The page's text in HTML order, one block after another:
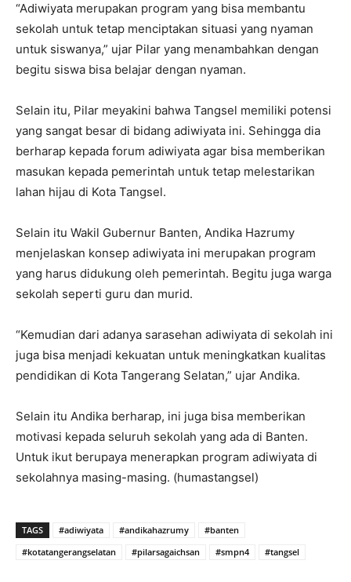
“Adiwiyata merupakan program yang bisa membantu
sekolah untuk tetap menciptakan situasi yang nyaman
untuk siswanya,” ujar Pilar yang menambahkan dengan
begitu siswa bisa belajar dengan nyaman.
Selain itu, Pilar meyakini bahwa Tangsel memiliki potensi
yang sangat besar di bidang adiwiyata ini. Sehingga dia
berharap kepada forum adiwiyata agar bisa memberikan
masukan kepada pemerintah untuk tetap melestarikan
lahan hijau di Kota Tangsel.
Selain itu Wakil Gubernur Banten, Andika Hazrumy
menjelaskan konsep adiwiyata ini merupakan program
yang harus didukung oleh pemerintah. Begitu juga warga
sekolah seperti guru dan murid.
“Kemudian dari adanya sarasehan adiwiyata di sekolah ini
juga bisa menjadi kekuatan untuk meningkatkan kualitas
pendidikan di Kota Tangerang Selatan,” ujar Andika.
Selain itu Andika berharap, ini juga bisa memberikan
motivasi kepada seluruh sekolah yang ada di Banten.
Untuk ikut berupaya menerapkan program adiwiyata di
sekolahnya masing-masing. (humastangsel)
TAGS #adiwiyata #andikahazrumy
#banten
#kotatangerangselatan
#pilarsagaichsan #smpn4 #tangsel